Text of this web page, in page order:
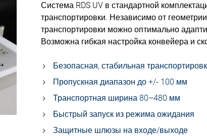
Система RDS UV в стандартной
транспортировки. Независимо от
транспортировки можно оптимально
Возможна гибкая настройка конвейера и
Безопасная, стабильная
Пропускная диапазон до +/- 100 мм
Транспортная ширина 80–480 мм
Быстрый запуск из режима ожидания
Защитные шлюзы на входе/выходе